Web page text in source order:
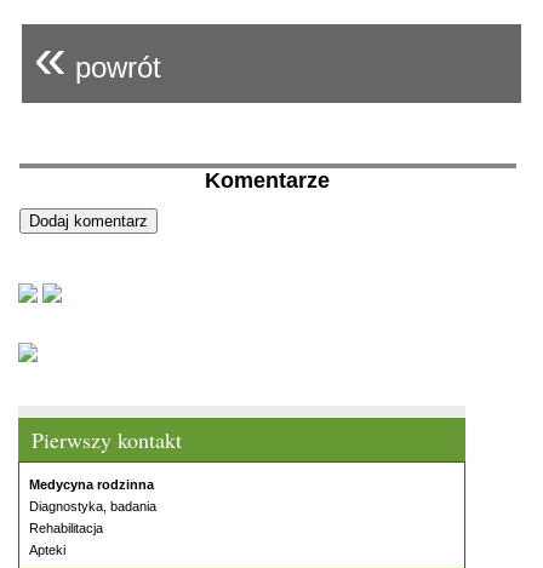
Pierwszy kontakt
Medycyna rodzinna
Diagnostyka, badania
Rehabilitacja
Apteki
« powrót
Komentarze